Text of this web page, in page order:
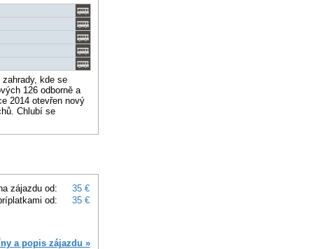
kde se
126 odborně a
2014 otevřen nový
Chlubí se
zájazdu od:
35 €
od:
35 €
a popis zájazdu »